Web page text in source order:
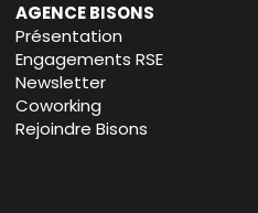
AGENCE BISONS
Présentation
Engagements RSE
Newsletter
Coworking
Rejoindre Bisons